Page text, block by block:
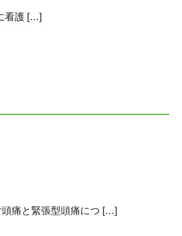
看護 […]
痛と緊張型頭痛につ […]